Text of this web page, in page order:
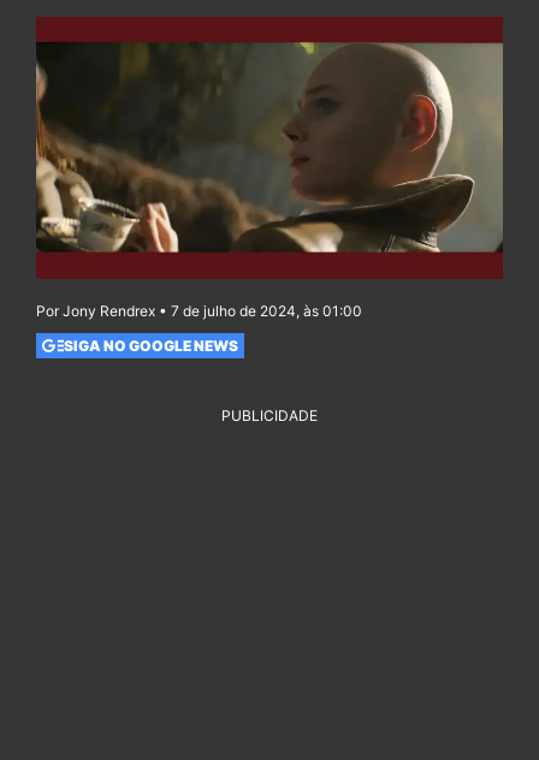
Por Jony Rendrex • 7 de julho de 2024, às 01:00
SIGA NO GOOGLE NEWS
PUBLICIDADE